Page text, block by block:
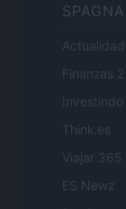
Actualidad
Finanzas
Think.es
Viajar 365
ES Newz